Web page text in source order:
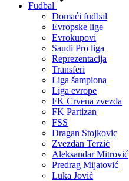
Fudbal
Domaći fudbal
Evropske lige
Evrokupovi
Saudi Pro liga
Reprezentacija
Transferi
Liga šampiona
Liga evrope
FK Crvena zvezda
FK Partizan
FSS
Dragan Stojkovic
Zvezdan Terzić
Aleksandar Mitrović
Predrag Mijatović
Luka Jović